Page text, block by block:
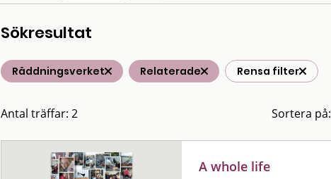
Sökresultat
Räddningsverket Relaterade Rensa filter
Antal träffar: 2 Sortera på:
A whole life